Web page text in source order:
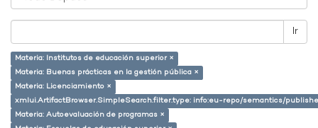
Ir
Materia: Institutos de educación superior ×
Materia: Buenas prácticas en la gestión pública ×
Materia: Licenciamiento ×
xmlui.ArtifactBrowser.SimpleSearch.filter.type: info:eu-repo/semantics/
Materia: Autoevaluación de programas ×